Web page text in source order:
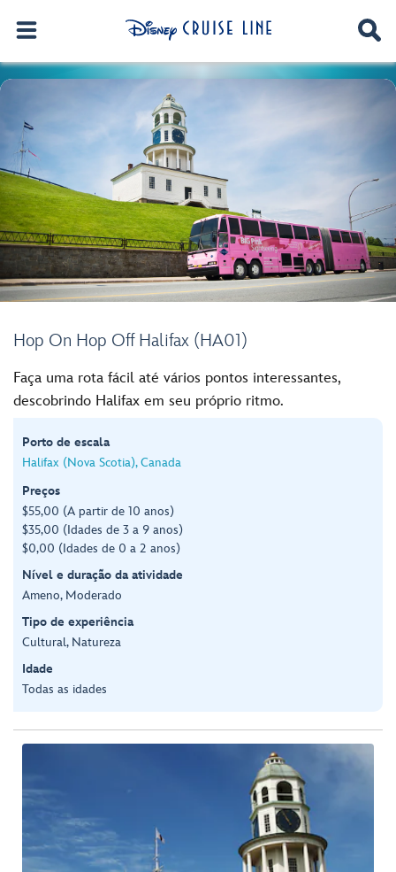
Hop On Hop Off Halifax (HA01)
Faça uma rota fácil até vários pontos interessantes,
descobrindo Halifax em seu próprio ritmo.
Porto de escala
Halifax (Nova Scotia), Canada
Preços
$55,00 (A partir de 10 anos)
$35,00 (Idades de 3 a 9 anos)
$0,00 (Idades de 0 a 2 anos)
Nível e duração da atividade
Ameno, Moderado
Tipo de experiência
Cultural, Natureza
Idade
Todas as idades